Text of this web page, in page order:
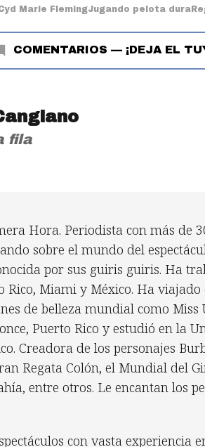
Marie FlemingJugando pelota dura
COMENTARIOS — ¡DEJA EL
fila
Hora. Periodista con más de
sobre el mundo del
por sus guiris guiris. Ha
Rico, Miami y México. Ha
de belleza mundial como Miss
Puerto Rico y estudió en la
Creadora de los personajes
Regata Colón, el Mundial del
entre otros. Le encantan los
con vasta experiencia